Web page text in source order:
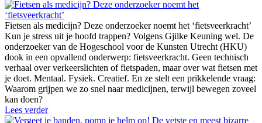
Fietsen als medicijn? Deze onderzoeker noemt het ‘fietsveerkracht’
Kun je stress uit je hoofd trappen? Volgens Gjilke Keuning wel. De
onderzoeker van de Hogeschool voor de Kunsten Utrecht (HKU)
dook in een opvallend onderwerp: fietsveerkracht. Geen technisch
verhaal over verkeerslichten of fietspaden, maar over wat fietsen met
je doet. Mentaal. Fysiek. Creatief. En ze stelt een prikkelende vraag:
Waarom grijpen we zo snel naar medicijnen, terwijl bewegen zoveel
kan doen?
Lees verder